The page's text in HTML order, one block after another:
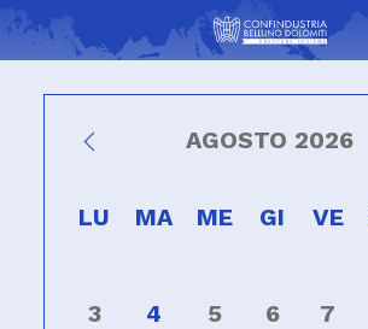
AGOSTO 2026
LU MA ME GI VE
3
4 5 6 7